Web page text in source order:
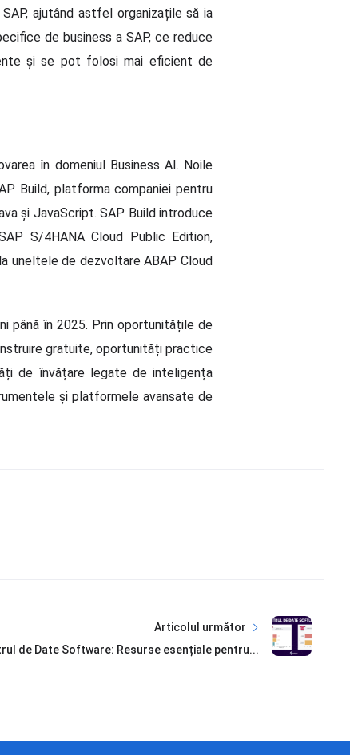
ajutând astfel organizațile să ia
de business a SAP, ce reduce
și se pot folosi mai eficient de
în domeniul Business AI. Noile
Build, platforma companiei pentru
și JavaScript. SAP Build introduce
S/4HANA Cloud Public Edition,
uneltele de dezvoltare ABAP Cloud
până în 2025. Prin oportunitățile de
gratuite, oportunități practice
de învățare legate de inteligența
și platformele avansate de
Articolul următor
de Date Software: Resurse esențiale pentru...